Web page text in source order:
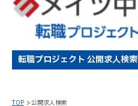
転職プロジェクト 公開求人検索
TOP 公開求人検索